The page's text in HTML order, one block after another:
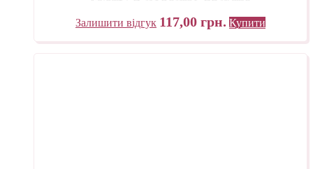
Залишити відгук 117,00 грн. Купити